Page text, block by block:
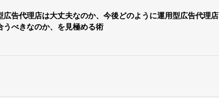
広告代理店は大丈夫なのか、今後どのように運用型広告代理店
うべきなのか、を見極める術